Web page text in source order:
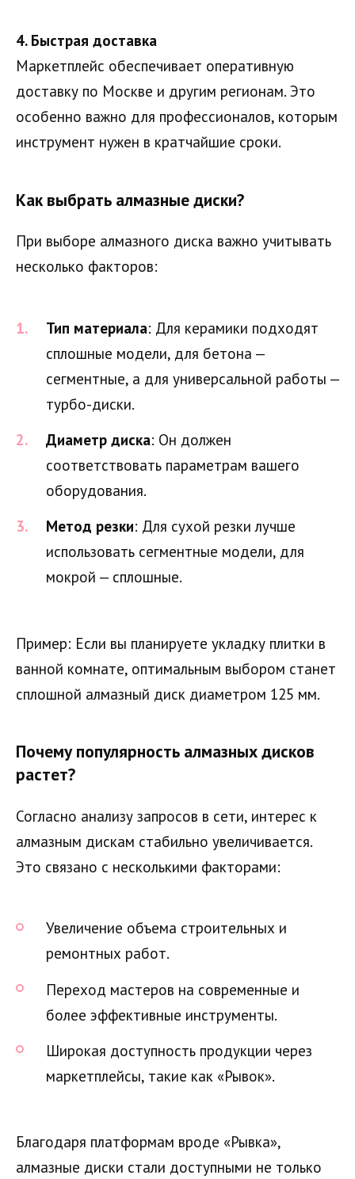
4. Быстрая доставка
Маркетплейс обеспечивает оперативную
доставку по Москве и другим регионам. Это
особенно важно для профессионалов, которым
инструмент нужен в кратчайшие сроки.
Как выбрать алмазные диски?
При выборе алмазного диска важно учитывать
несколько факторов:
Тип материала: Для керамики подходят
сплошные модели, для бетона —
сегментные, а для универсальной работы —
турбо-диски.
Диаметр диска: Он должен
соответствовать параметрам вашего
оборудования.
Метод резки: Для сухой резки лучше
использовать сегментные модели, для
мокрой — сплошные.
Пример: Если вы планируете укладку плитки в
ванной комнате, оптимальным выбором станет
сплошной алмазный диск диаметром 125 мм.
Почему популярность алмазных дисков
растет?
Согласно анализу запросов в сети, интерес к
алмазным дискам стабильно увеличивается.
Это связано с несколькими факторами:
Увеличение объема строительных и
ремонтных работ.
Переход мастеров на современные и
более эффективные инструменты.
Широкая доступность продукции через
маркетплейсы, такие как «Рывок».
Благодаря платформам вроде «Рывка»,
алмазные диски стали доступными не только